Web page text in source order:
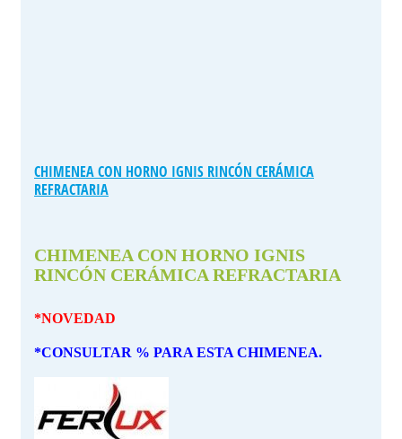
CHIMENEA CON HORNO IGNIS RINCÓN CERÁMICA
REFRACTARIA
CHIMENEA CON HORNO IGNIS
RINCÓN CERÁMICA REFRACTARIA
*NOVEDAD
*CONSULTAR % PARA ESTA CHIMENEA.